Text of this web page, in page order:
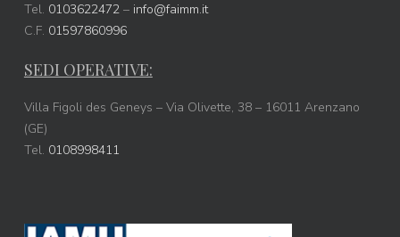
Tel. 0103622472– info@faimm.it
C.F. 01597860996
SEDI OPERATIVE:
Villa Figoli des Geneys – Via Olivette, 38 – 16011 Arenzano
(GE)
Tel. 0108998411